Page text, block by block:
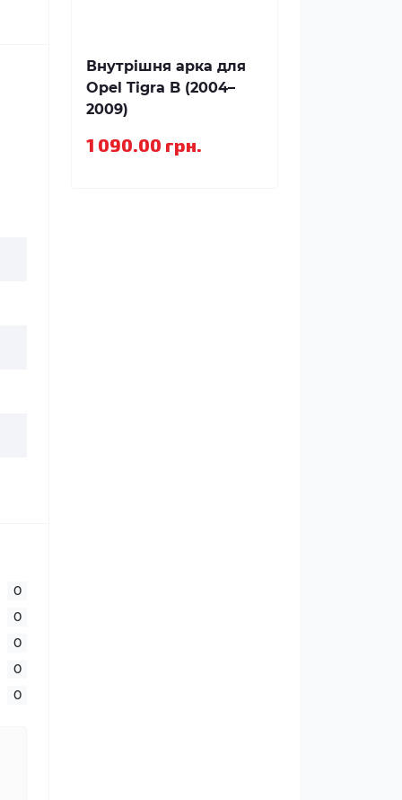
0
0
0
0
0
Внутрішня арка для
Opel Tigra B (2004–
2009)
1 090.00 грн.